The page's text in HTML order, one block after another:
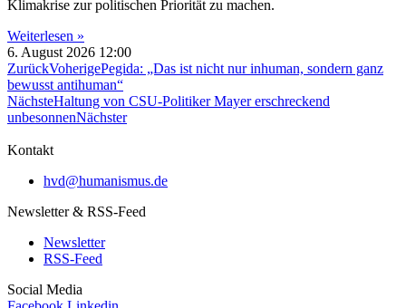
Klimakrise zur politischen Priorität zu machen.
Weiterlesen »
6. August 2026 12:00
ZurückVoherigePegida: „Das ist nicht nur inhuman, sondern ganz
bewusst antihuman“
NächsteHaltung von CSU-Politiker Mayer erschreckend
unbesonnenNächster
Kontakt
hvd@humanismus.de
Newsletter & RSS-Feed
Newsletter
RSS-Feed
Social Media